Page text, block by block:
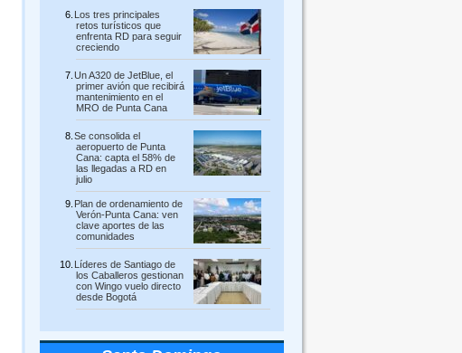
Los tres principales
retos turísticos que
enfrenta RD para seguir
creciendo
Un A320 de JetBlue, el
primer avión que recibirá
mantenimiento en el
MRO de Punta Cana
Se consolida el
aeropuerto de Punta
Cana: capta el 58% de
las llegadas a RD en
julio
Plan de ordenamiento de
Verón-Punta Cana: ven
clave aportes de las
comunidades
Líderes de Santiago de
los Caballeros gestionan
con Wingo vuelo directo
desde Bogotá